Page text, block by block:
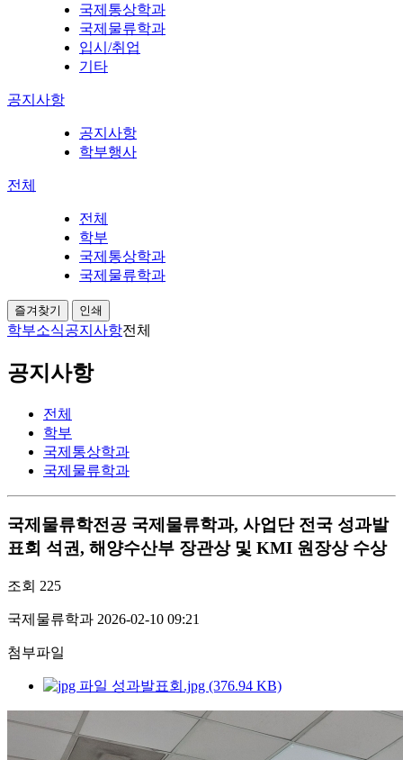
국제통상학과
국제물류학과
입시/취업
기타
공지사항
공지사항
학부행사
전체
전체
학부
국제통상학과
국제물류학과
즐겨찾기 인쇄
학부소식공지사항전체
공지사항
전체
학부
국제통상학과
국제물류학과
국제물류학전공 국제물류학과, 사업단 전국 성과발
표회 석권, 해양수산부 장관상 및 KMI 원장상 수상
조회 225
국제물류학과 2026-02-10 09:21
첨부파일
성과발표회.jpg (376.94 KB)